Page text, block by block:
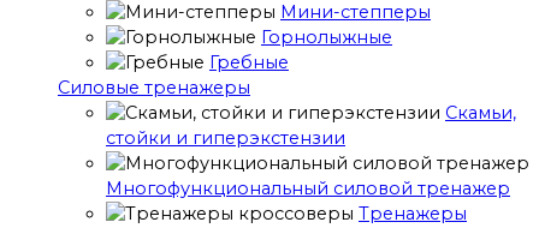
Мини-степперы
Горнолыжные
Гребные
Cиловые тренажеры
Скамьи,
стойки и гиперэкстензии
Многофункциональный силовой тренажер
Тренажеры